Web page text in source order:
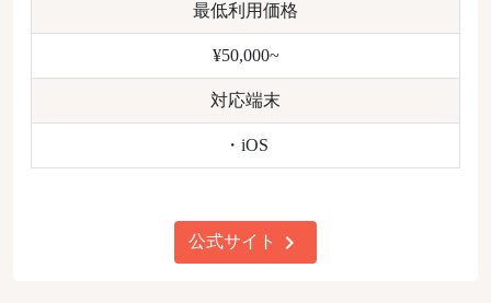
最低利用価格
¥50,000~
対応端末
・iOS
公式サイト chevron_right